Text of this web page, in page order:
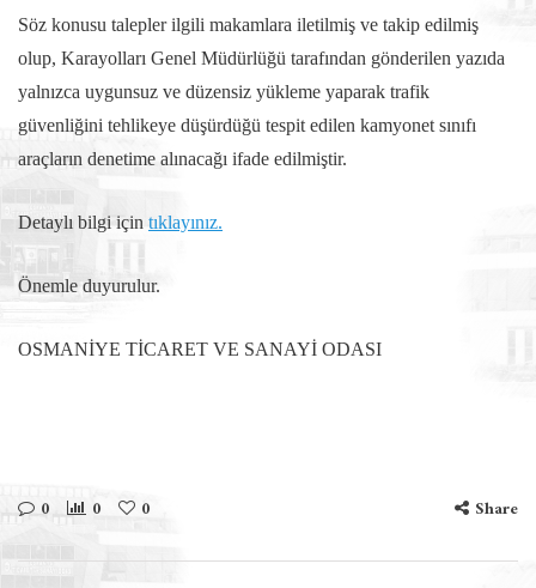
Söz konusu talepler ilgili makamlara iletilmiş ve takip edilmiş
olup, Karayolları Genel Müdürlüğü tarafından gönderilen yazıda
yalnızca uygunsuz ve düzensiz yükleme yaparak trafik
güvenliğini tehlikeye düşürdüğü tespit edilen kamyonet sınıfı
araçların denetime alınacağı ifade edilmiştir.
Detaylı bilgi için tıklayınız.
Önemle duyurulur.
OSMANİYE TİCARET VE SANAYİ ODASI
0 0 0 Share